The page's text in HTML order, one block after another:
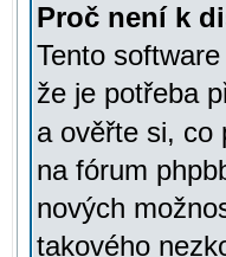
Proč není k
Tento
že je potřeba
a ověřte si, co
na fórum
nových
takového